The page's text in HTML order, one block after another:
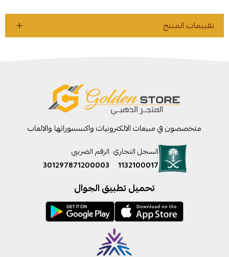
تقييمات المنتج
متخصصون في مبيعات الالكترونيات واكسسوراتها والالعاب
السجل التجاري
1132100017
الرقم الضريبي
301297871200003
تحميل تطبيق الجوال